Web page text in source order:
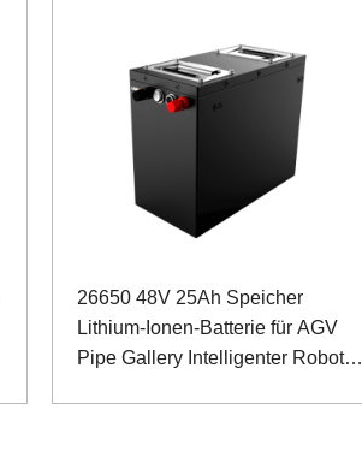
26650 48V 25Ah Speicher
Lithium-Ionen-Batterie für AGV
Pipe Gallery Intelligenter Roboter